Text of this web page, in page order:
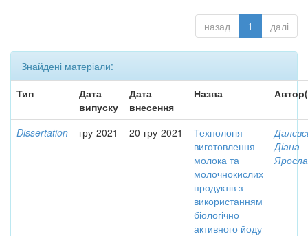
назад 1 далі
Знайдені матеріали:
Тип
Дата
випуску
Дата
внесення
Назва
Dissertation гру-2021 20-гру-2021
Технологія
виготовлення
молока та
молочнокислих
продуктів з
використанням
біологічно
активного йоду
Діана